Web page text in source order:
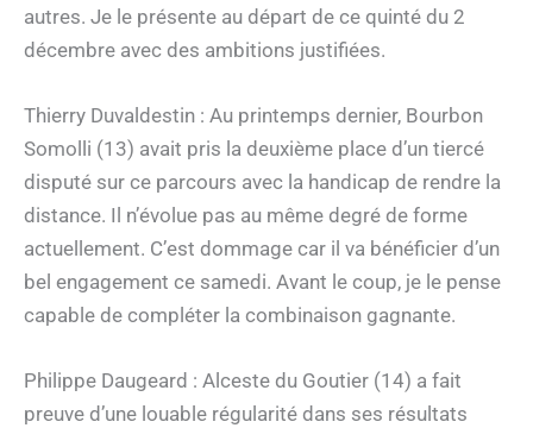
autres. Je le présente au départ de ce quinté du 2
décembre avec des ambitions justifiées.
Thierry Duvaldestin : Au printemps dernier, Bourbon
Somolli (13) avait pris la deuxième place d’un tiercé
disputé sur ce parcours avec la handicap de rendre la
distance. Il n’évolue pas au même degré de forme
actuellement. C’est dommage car il va bénéficier d’un
bel engagement ce samedi. Avant le coup, je le pense
capable de compléter la combinaison gagnante.
Philippe Daugeard : Alceste du Goutier (14) a fait
preuve d’une louable régularité dans ses résultats